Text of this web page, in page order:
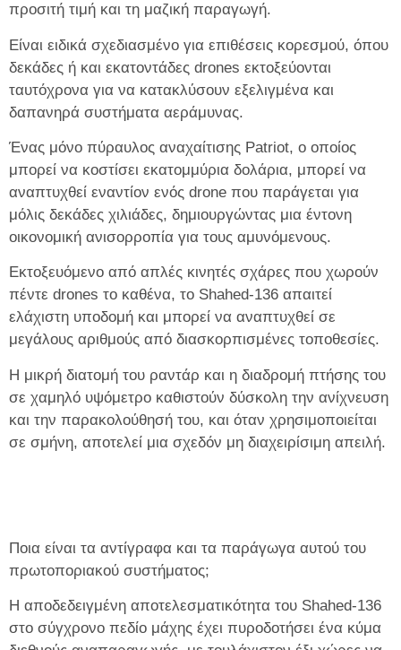
προσιτή τιμή και τη μαζική παραγωγή.
Είναι ειδικά σχεδιασμένο για επιθέσεις κορεσμού, όπου
δεκάδες ή και εκατοντάδες drones εκτοξεύονται
ταυτόχρονα για να κατακλύσουν εξελιγμένα και
δαπανηρά συστήματα αεράμυνας.
Ένας μόνο πύραυλος αναχαίτισης Patriot, ο οποίος
μπορεί να κοστίσει εκατομμύρια δολάρια, μπορεί να
αναπτυχθεί εναντίον ενός drone που παράγεται για
μόλις δεκάδες χιλιάδες, δημιουργώντας μια έντονη
οικονομική ανισορροπία για τους αμυνόμενους.
Εκτοξευόμενο από απλές κινητές σχάρες που χωρούν
πέντε drones το καθένα, το Shahed‑136 απαιτεί
ελάχιστη υποδομή και μπορεί να αναπτυχθεί σε
μεγάλους αριθμούς από διασκορπισμένες τοποθεσίες.
Η μικρή διατομή του ραντάρ και η διαδρομή πτήσης του
σε χαμηλό υψόμετρο καθιστούν δύσκολη την ανίχνευση
και την παρακολούθησή του, και όταν χρησιμοποιείται
σε σμήνη, αποτελεί μια σχεδόν μη διαχειρίσιμη απειλή.
Ποια είναι τα αντίγραφα και τα παράγωγα αυτού του
πρωτοποριακού συστήματος;
Η αποδεδειγμένη αποτελεσματικότητα του Shahed-136
στο σύγχρονο πεδίο μάχης έχει πυροδοτήσει ένα κύμα